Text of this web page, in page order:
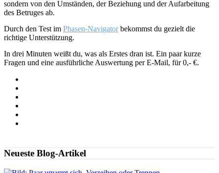
sondern von den Umständen, der Beziehung und der Aufarbeitung
des Betruges ab.
Durch den Test im Phasen-Navigatorbekommst du gezielt die
richtige Unterstützung.
In drei Minuten weißt du, was als Erstes dran ist. Ein paar kurze
Fragen und eine ausführliche Auswertung per E-Mail, für 0,- €.
Neueste Blog-Artikel